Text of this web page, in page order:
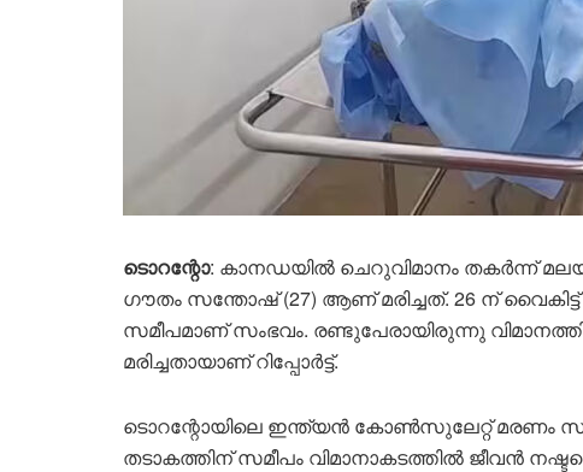
ടൊറന്റോ: കാനഡയിൽ ചെറുവിമാനം തകർന്ന്
ഗൗതം സന്തോഷ് (27) ആണ് മരിച്ചത്. 26 ന്
സമീപമാണ് സംഭവം. രണ്ടുപേരായിരുന്നു
മരിച്ചതായാണ് റിപ്പോർട്ട്.
ടൊറന്റോയിലെ ഇന്ത്യൻ കോൺസുലേറ്റ് മരണം
തടാകത്തിന് സമീപം വിമാനാകടത്തിൽ ജീവൻ